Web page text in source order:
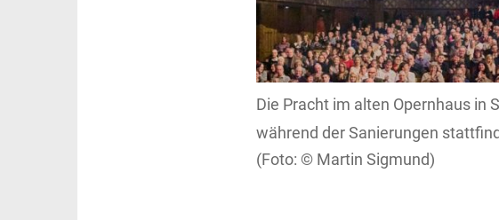
Die Pracht im alten Opernhaus in
während der Sanierungen
Martin Sigmund)